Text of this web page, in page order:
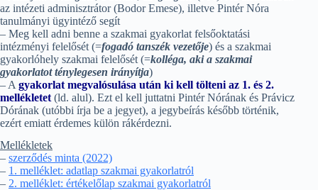
az intézeti adminisztrátor (Bodor Emese), illetve Pintér Nóra
tanulmányi ügyintéző segít
– Meg kell adni benne a szakmai gyakorlat felsőoktatási
intézményi felelősét (=fogadó tanszék vezetője) és a szakmai
gyakorlóhely szakmai felelősét (=kolléga, aki a szakmai
gyakorlatot ténylegesen irányítja)
– A gyakorlat megvalósulása után ki kell tölteni az 1. és 2.
mellékletet (ld. alul). Ezt el kell juttatni Pintér Nórának és Právicz
Dórának (utóbbi írja be a jegyet), a jegybeírás később történik,
ezért emiatt érdemes külön rákérdezni.
Mellékletek
– szerződés minta (2022)
– 1. melléklet: adatlap szakmai gyakorlatról
– 2. melléklet: értékelőlap szakmai gyakorlatról